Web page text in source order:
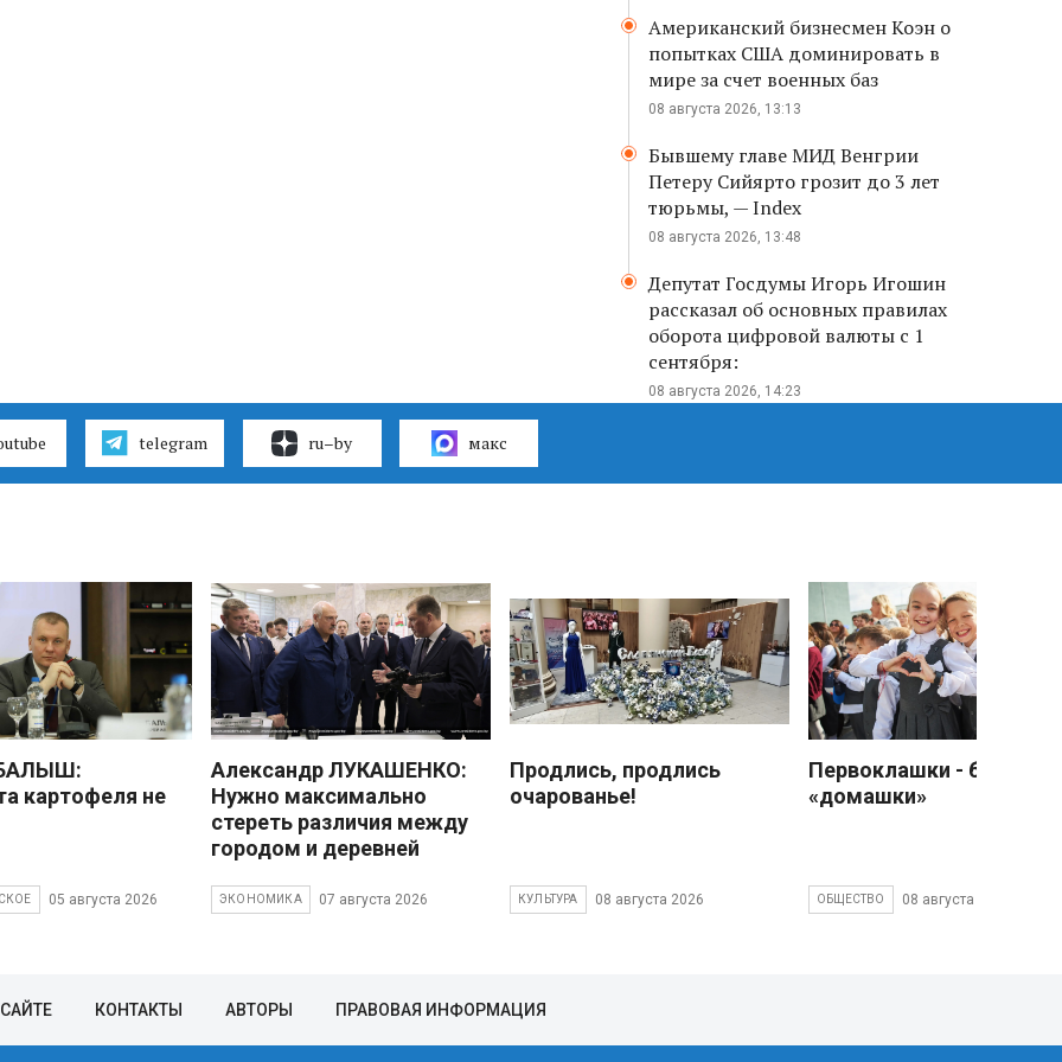
Американский бизнесмен Коэн о
попытках США доминировать в
мире за счет военных баз
08 августа 2026, 13:13
Бывшему главе МИД Венгрии
Петеру Сийярто грозит до 3 лет
тюрьмы, — Index
08 августа 2026, 13:48
Депутат Госдумы Игорь Игошин
рассказал об основных правилах
оборота цифровой валюты с 1
сентября:
08 августа 2026, 14:23
telegram ru–by макс
картофеля не
05 августа 2026
Александр ЛУКАШЕНКО:
Нужно максимально
стереть различия между
городом и деревней
ЭКОНОМИКА 07 августа 2026
Продлись, продлись
очарованье!
КУЛЬТУРА 08 августа 2026
Первоклашки - без
«домашки»
ОБЩЕСТВО 08 августа 2026
КОНТАКТЫ АВТОРЫ ПРАВОВАЯ ИНФОРМАЦИЯ